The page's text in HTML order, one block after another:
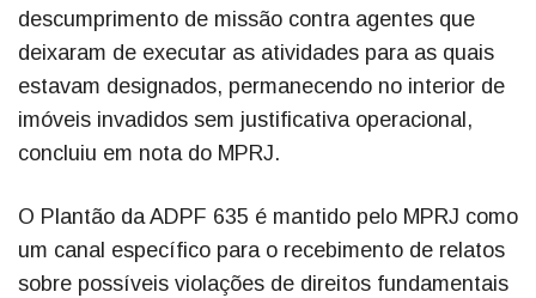
descumprimento de missão contra agentes que
deixaram de executar as atividades para as quais
estavam designados, permanecendo no interior de
imóveis invadidos sem justificativa operacional,
concluiu em nota do MPRJ.
O Plantão da ADPF 635 é mantido pelo MPRJ como
um canal específico para o recebimento de relatos
sobre possíveis violações de direitos fundamentais